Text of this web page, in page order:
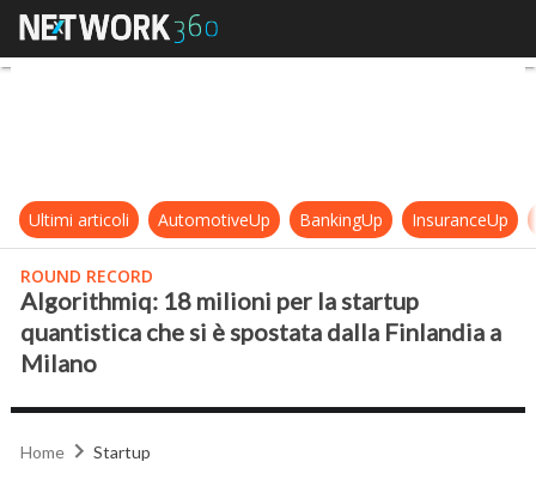
Algorithmiq: 18 milioni per la
Ultimi articoli AutomotiveUp BankingUp InsuranceUp
ROUND RECORD
Algorithmiq: 18 milioni per la startup
quantistica che si è spostata dalla Finlandia a
Milano
Home Startup